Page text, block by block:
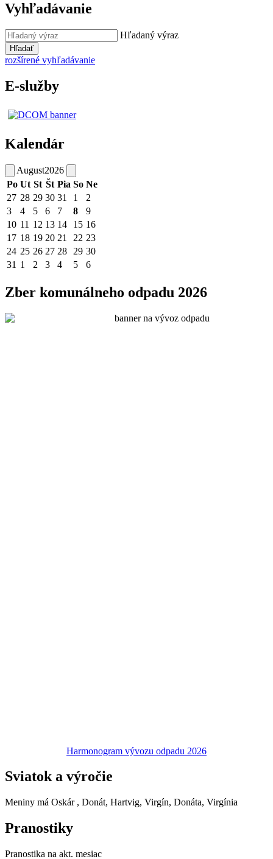
Vyhľadávanie
Hľadaný výraz
Hľadať
rozšírené vyhľadávanie
E-služby
Kalendár
August2026
Po Ut St Št Pia So Ne
27 28 29 30 31 1
2
3
4 5 6 7 8
9
10 11 12 13 14 15 16
17 18 19 20 21 22 23
24 25 26 27 28 29 30
31 1 2 3 4 5 6
Zber komunálneho odpadu 2026
Harmonogram vývozu odpadu 2026
Sviatok a výročie
Meniny má Oskár , Donát, Hartvig, Virgín, Donáta, Virgínia
Pranostiky
Pranostika na akt. mesiac